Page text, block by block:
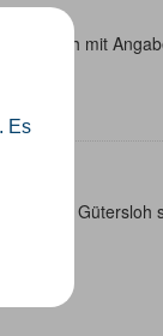
Es
mit
Kreis Gütersloh